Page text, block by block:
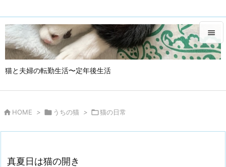
猫と夫婦の転勤生活〜定年後生活


サイド
 HOME >  うちの猫 > 猫の日常
真夏日は猫の開き